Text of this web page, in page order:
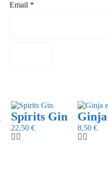
Email *
Spirits Gin
22,50 € 8,50 €